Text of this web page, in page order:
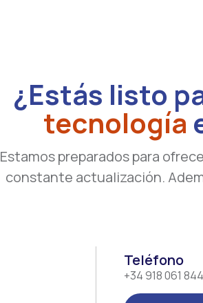
¿Estás listo
tecnología
Estamos preparados para
constante actualización.
Teléfono
+34 918 061 844